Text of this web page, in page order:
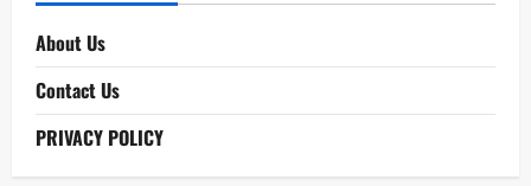
About Us
Contact Us
PRIVACY POLICY